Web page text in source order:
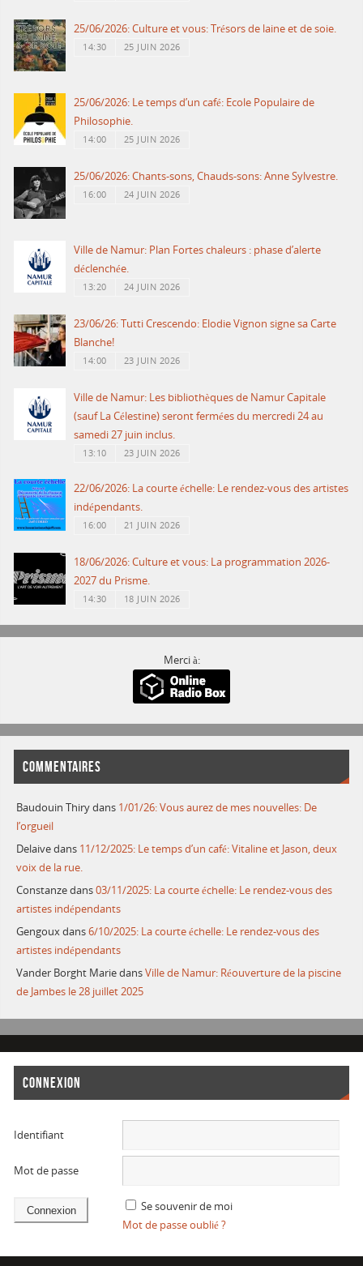
25/06/2026: Culture et vous: Trésors de laine et de soie.
14:30 25 JUIN 2026
25/06/2026: Le temps d’un café: Ecole Populaire de
Philosophie.
14:00 25 JUIN 2026
25/06/2026: Chants-sons, Chauds-sons: Anne Sylvestre.
16:00 24 JUIN 2026
Ville de Namur: Plan Fortes chaleurs : phase d’alerte
déclenchée.
13:20 24 JUIN 2026
23/06/26: Tutti Crescendo: Elodie Vignon signe sa Carte
Blanche!
14:00 23 JUIN 2026
Ville de Namur: Les bibliothèques de Namur Capitale
(sauf La Célestine) seront fermées du mercredi 24 au
samedi 27 juin inclus.
13:10 23 JUIN 2026
22/06/2026: La courte échelle: Le rendez-vous des artistes
indépendants.
16:00 21 JUIN 2026
18/06/2026: Culture et vous: La programmation 2026-
2027 du Prisme.
14:30 18 JUIN 2026
Merci à:
COMMENTAIRES
Baudouin Thirydans 1/01/26: Vous aurez de mes nouvelles: De
l’orgueil
Delaivedans 11/12/2025: Le temps d’un café: Vitaline et Jason, deux
voix de la rue.
Constanzedans03/11/2025: La courte échelle: Le rendez-vous des
artistes indépendants
Gengouxdans6/10/2025: La courte échelle: Le rendez-vous des
artistes indépendants
Vander Borght MariedansVille de Namur: Réouverture de la piscine
de Jambes le 28 juillet 2025
CONNEXION
Identifiant
Mot de passe
Se souvenir de moi
Mot de passe oublié ?